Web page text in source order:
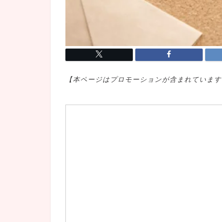
【本ページはプロモ ーションが含まれていま